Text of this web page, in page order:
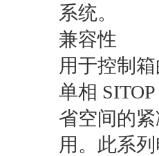
系统。
兼容性
用于控制
单相
省空间的
用。此系